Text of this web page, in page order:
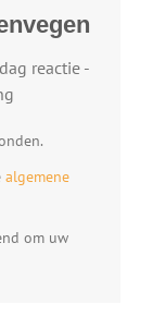
reactie -
algemene
om uw